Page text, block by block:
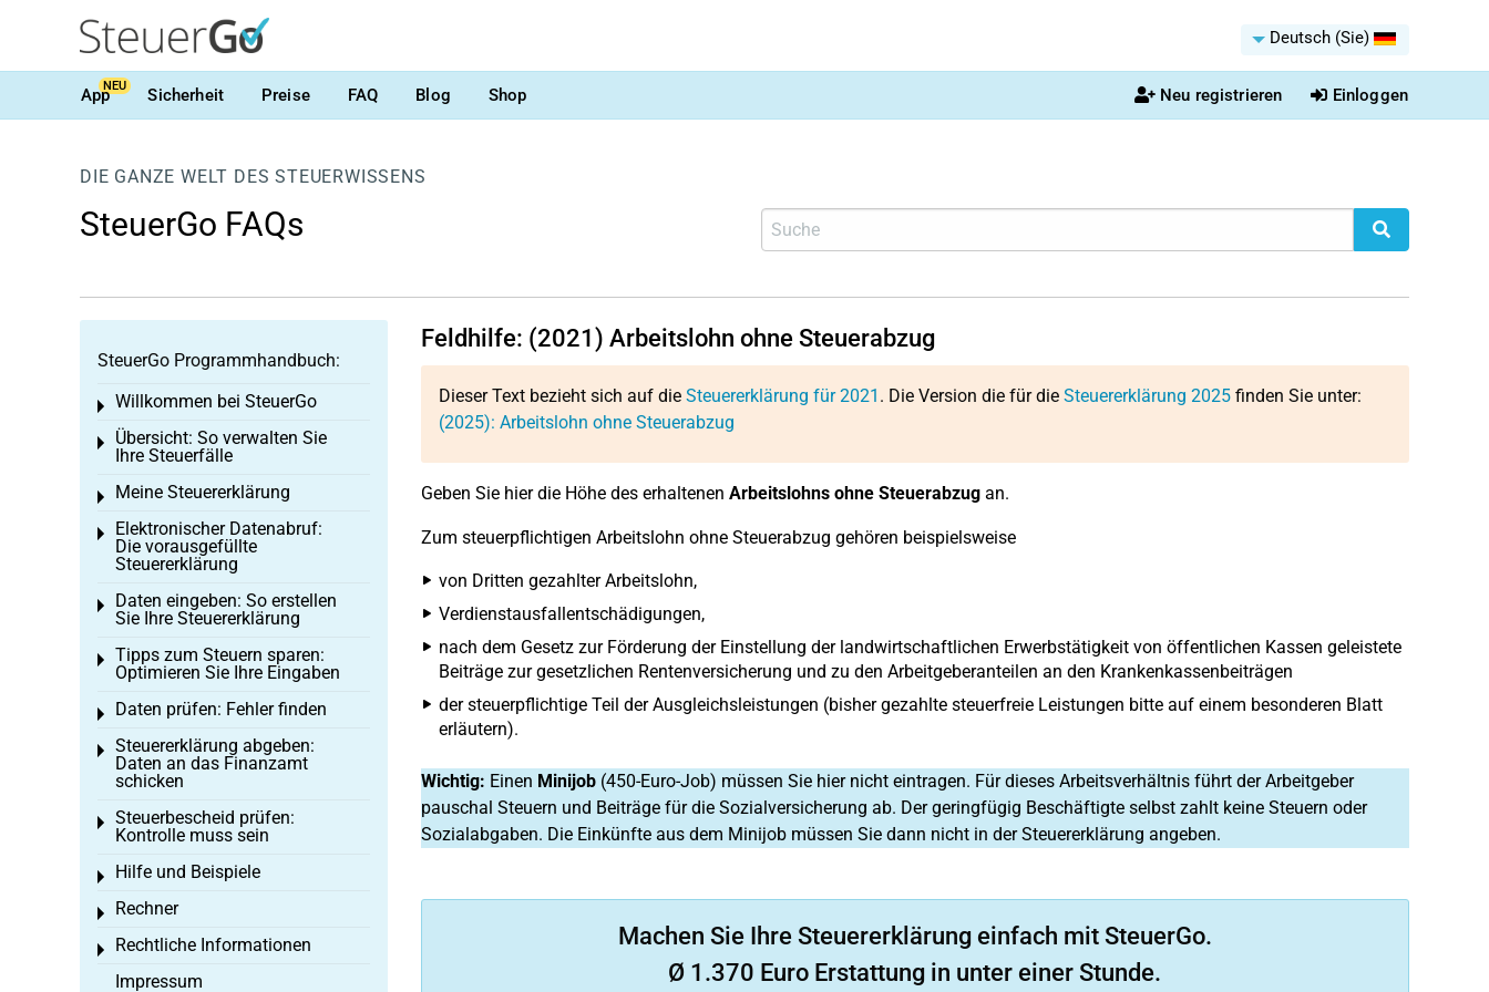
Deutsch (Sie)
AppNEU Sicherheit Preise FAQ Blog Shop Neu registrieren Einloggen
DIE GANZE WELT DES STEUERWISSENS
SteuerGo FAQs
Feldhilfe: (2021) Arbeitslohn ohne Steuerabzug
Dieser Text bezieht sich auf die Steuererklärung für 2021 . Die Version die für die Steuererklärung 2025finden Sie unter:
(2025): Arbeitslohn ohne Steuerabzug
Geben Sie hier die Höhe des erhaltenen Arbeitslohns ohne Steuerabzugan.
Zum steuerpflichtigen Arbeitslohn ohne Steuerabzug gehören beispielsweise
von Dritten gezahlter Arbeitslohn,
Verdienstausfallentschädigungen,
nach dem Gesetz zur Förderung der Einstellung der landwirtschaftlichen Erwerbstätigkeit von öffentlichen Kassen geleistete
Beiträge zur gesetzlichen Rentenversicherung und zu den Arbeitgeberanteilen an den Krankenkassenbeiträgen
der steuerpflichtige Teil der Ausgleichsleistungen (bisher gezahlte steuerfreie Leistungen bitte auf einem besonderen Blatt
erläutern).
Wichtig: Einen Minijob(450-Euro-Job) müssen Sie hier nicht eintragen. Für dieses Arbeitsverhältnis führt der Arbeitgeber
pauschal Steuern und Beiträge für die Sozialversicherung ab. Der geringfügig Beschäftigte selbst zahlt keine Steuern oder
Sozialabgaben. Die Einkünfte aus dem Minijob müssen Sie dann nicht in der Steuererklärung angeben.
Machen Sie Ihre Steuererklärung einfach mit SteuerGo.
Ø 1.370 Euro Erstattung in unter einer Stunde.
SteuerGo Programmhandbuch:
Willkommen bei SteuerGo
Toggle menu
Übersicht: So verwalten Sie
Ihre Steuerfälle
Toggle menu
Meine Steuererklärung
Toggle menu
Elektronischer Datenabruf:
Die vorausgefüllte
Steuererklärung
Toggle menu
Daten eingeben: So erstellen
Sie Ihre Steuererklärung
Toggle menu
Tipps zum Steuern sparen:
Optimieren Sie Ihre Eingaben
Toggle menu
Daten prüfen: Fehler finden
Toggle menu
Steuererklärung abgeben:
Daten an das Finanzamt
schicken
Toggle menu
Steuerbescheid prüfen:
Kontrolle muss sein
Toggle menu
Hilfe und Beispiele
Toggle menu
Rechner
Toggle menu
Rechtliche Informationen
Toggle menu
Impressum